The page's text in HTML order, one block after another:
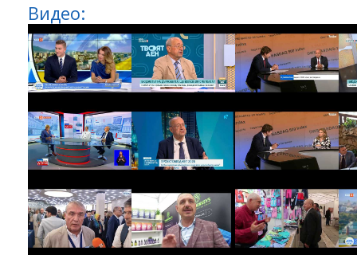
Видео: